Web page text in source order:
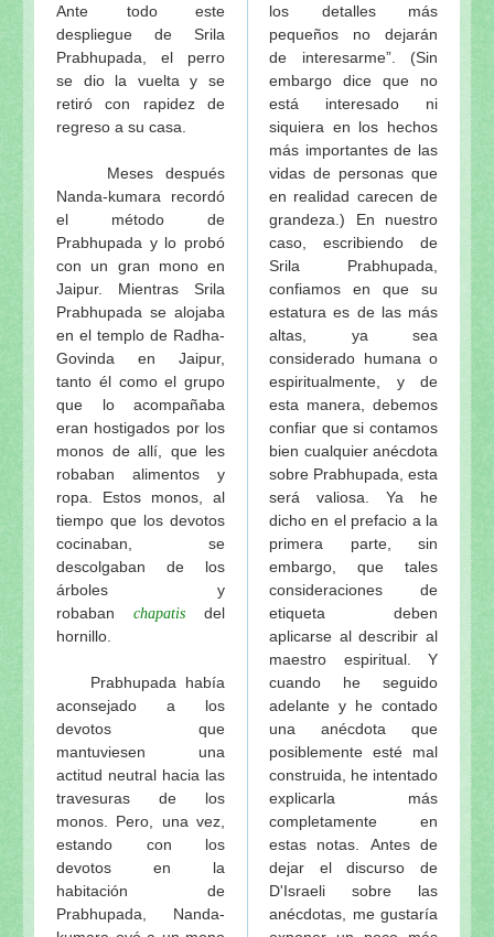
Ante todo este
despliegue de Srila
Prabhupada, el perro
se dio la vuelta y se
retiró con rapidez de
regreso a su casa.
Meses después
Nanda-kumara recordó
el método de
Prabhupada y lo probó
con un gran mono en
Jaipur. Mientras Srila
Prabhupada se alojaba
en el templo de Radha-
Govinda en Jaipur,
tanto él como el grupo
que lo acompañaba
eran hostigados por los
monos de allí, que les
robaban alimentos y
ropa. Estos monos, al
tiempo que los devotos
cocinaban, se
descolgaban de los
árboles y
robaban chapatis del
hornillo.
Prabhupada había
aconsejado a los
devotos que
mantuviesen una
actitud neutral hacia las
travesuras de los
monos. Pero, una vez,
estando con los
devotos en la
habitación de
Prabhupada, Nanda-
los detalles más
pequeños no dejarán
de interesarme”. (Sin
embargo dice que no
está interesado ni
siquiera en los hechos
más importantes de las
vidas de personas que
en realidad carecen de
grandeza.) En nuestro
caso, escribiendo de
Srila Prabhupada,
confiamos en que su
estatura es de las más
altas, ya sea
considerado humana o
espiritualmente, y de
esta manera, debemos
confiar que si contamos
bien cualquier anécdota
sobre Prabhupada, esta
será valiosa. Ya he
dicho en el prefacio a la
primera parte, sin
embargo, que tales
consideraciones de
etiqueta deben
aplicarse al describir al
maestro espiritual. Y
cuando he seguido
adelante y he contado
una anécdota que
posiblemente esté mal
construida, he intentado
explicarla más
completamente en
estas notas. Antes de
dejar el discurso de
D'Israeli sobre las
anécdotas, me gustaría